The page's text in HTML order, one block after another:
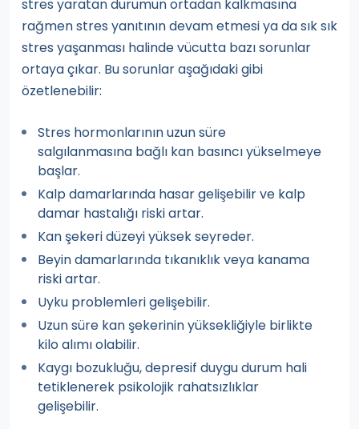
stres yaratan durumun ortadan kalkmasına
rağmen stres yanıtının devam etmesi ya da sık sık
stres yaşanması halinde vücutta bazı sorunlar
ortaya çıkar. Bu sorunlar aşağıdaki gibi
özetlenebilir:
Stres hormonlarının uzun süre
salgılanmasına bağlı kan basıncı yükselmeye
başlar.
Kalp damarlarında hasar gelişebilir ve kalp
damar hastalığı riski artar.
Kan şekeri düzeyi yüksek seyreder.
Beyin damarlarında tıkanıklık veya kanama
riski artar.
Uyku problemleri gelişebilir.
Uzun süre kan şekerinin yüksekliğiyle birlikte
kilo alımı olabilir.
Kaygı bozukluğu, depresif duygu durum hali
tetiklenerek psikolojik rahatsızlıklar
gelişebilir.